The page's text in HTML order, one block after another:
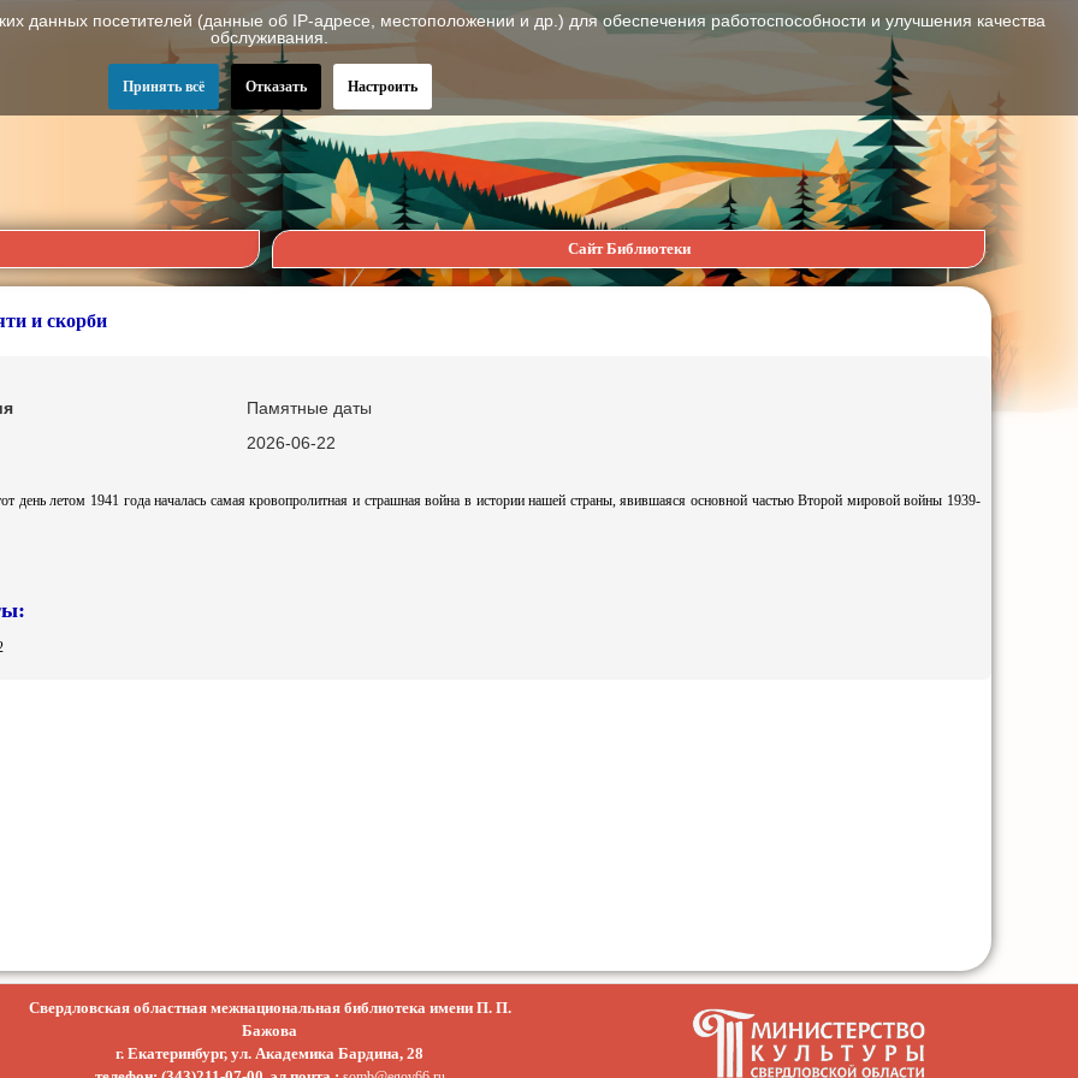
Сайт Библиотеки
и скорби
Памятные даты
2026-06-22
день летом 1941 года началась самая кровопролитная и страшная война в истории нашей страны, явившаяся основной частью Второй мировой войны 1939-
Свердловская областная межнациональная библиотека имени П. П.
Бажова
г. Екатеринбург, ул. Академика Бардина, 28
данных посетителей (данные об IP-адресе, местоположении и др.) для обеспечения работоспособности и улучшения качества
обслуживания.
Принять всё Отказать Настроить